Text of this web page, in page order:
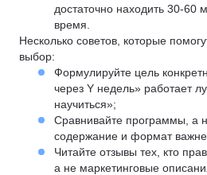
достаточно находить 30-60
время.
Несколько советов, которые
выбор:
Формулируйте цель
через Y недель» работает
научиться»;
Сравнивайте программы, а
содержание и формат
Читайте отзывы тех, кто
а не маркетинговые